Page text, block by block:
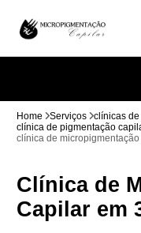
Home Serviços
clínicas
clínica de pigmentação
clínica de
Clínica de
Capilar em